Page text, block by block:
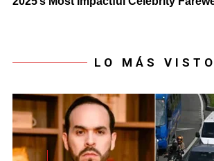
LO MÁS VISTO